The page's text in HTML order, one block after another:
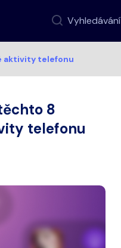
Vyhledávání
aktivity telefonu
8
telefonu